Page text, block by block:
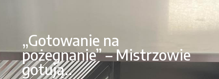
„Gotowanie na
pożegnanie” – Mistrzowie
gotują..